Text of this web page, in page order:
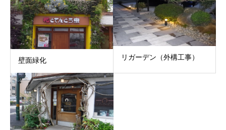
壁面緑化 リガーデン（外構工事）